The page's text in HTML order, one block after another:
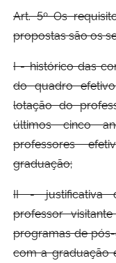
Art. 5º Os
propostas são os
I - histórico das
do quadro
lotação do
últimos cinco
professores
graduação;
II - justificativa
professor
programas de
com a graduação